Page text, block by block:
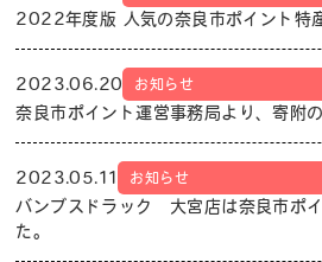
2022年度版 人気の奈良市ポイント特
2023.06.20 お知らせ
奈良市ポイント運営事務局より、寄附
2023.05.11 お知らせ
バンブスドラック 大宮店は奈良市ポ
た。